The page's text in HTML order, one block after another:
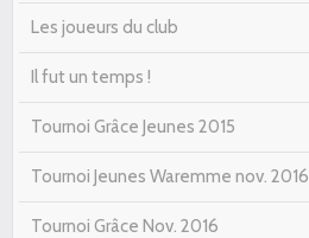
Les joueurs du club
Il fut un temps !
Tournoi Grâce Jeunes 2015
Tournoi Jeunes Waremme nov. 2016
Tournoi Grâce Nov. 2016